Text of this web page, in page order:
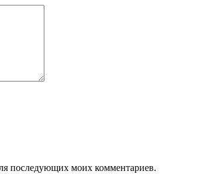
последующих моих комментариев.